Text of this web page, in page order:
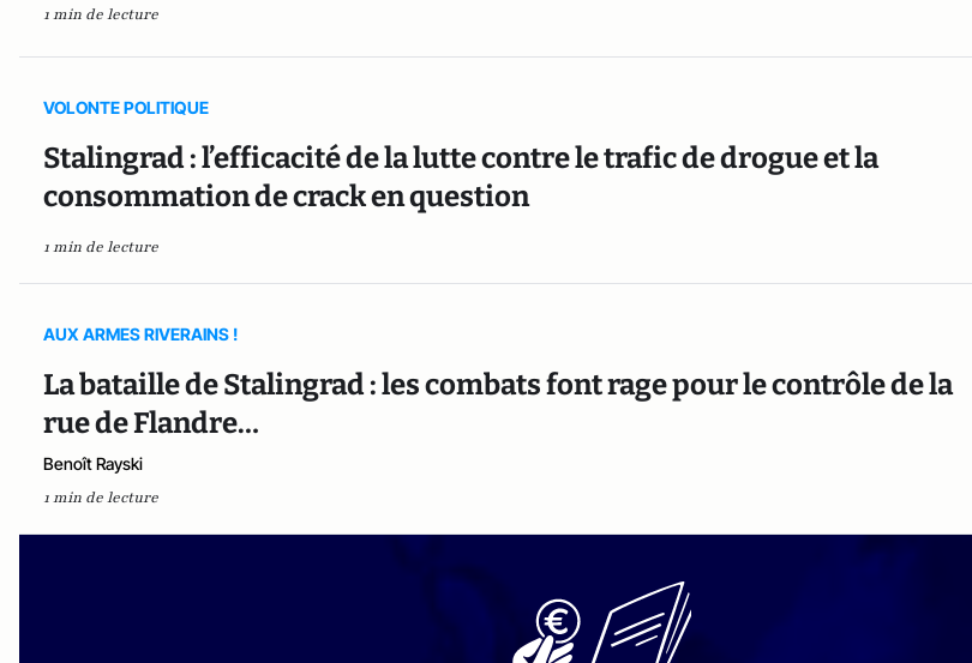
1 min de lecture
VOLONTE POLITIQUE
Stalingrad : l’efficacité de la lutte contre le trafic de drogue et la
consommation de crack en question
1 min de lecture
AUX ARMES RIVERAINS !
La bataille de Stalingrad : les combats font rage pour le contrôle de la
rue de Flandre…
Benoît Rayski
1 min de lecture